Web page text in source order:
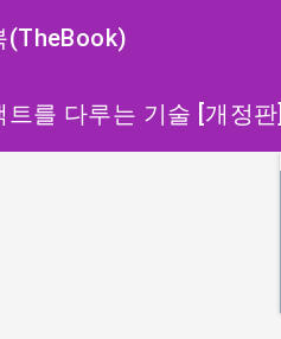
(TheBook)
트를 다루는 기술 [개정판]